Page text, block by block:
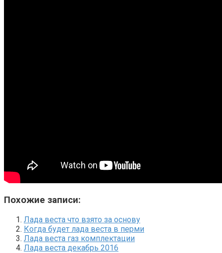
Похожие записи:
Лада веста что взято за основу
Когда будет лада веста в перми
Лада веста газ комплектации
Лада веста декабрь 2016